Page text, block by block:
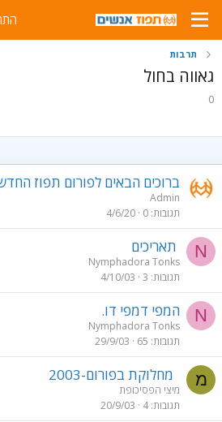
תרבות
גאווה בחול
0
ברוכים הבאים לפורום תפוז
Admin
תגובות 0
4/6/20
N תאריכים
Nymphadora Tonks
תגובות 3
4/10/03
N המפי דמפי דו.
Nymphadora Tonks
תגובות 65
29/9/03
מ מחלוקת בפורום-2003
מיצי הפסיכופת
תגובות 4
20/9/03